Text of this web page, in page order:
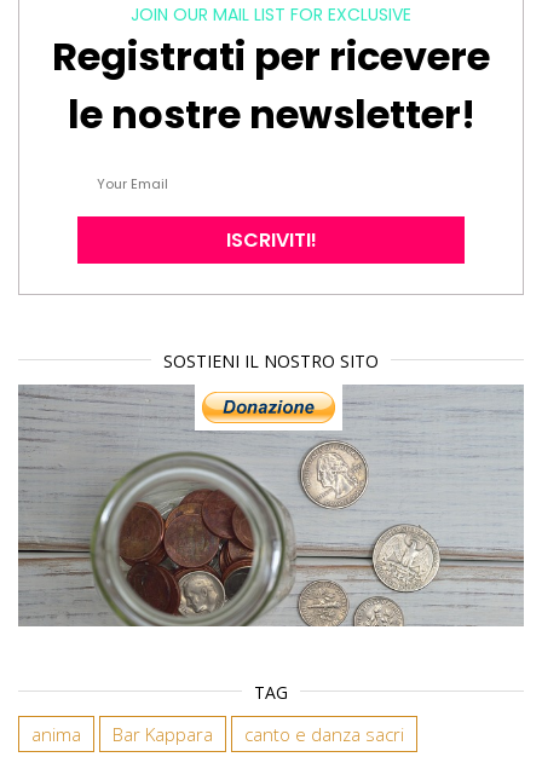
JOIN OUR MAIL LIST FOR EXCLUSIVE
Registrati per ricevere
le nostre newsletter!
SOSTIENI IL NOSTRO SITO
TAG
anima Bar Kappara
canto e danza sacri